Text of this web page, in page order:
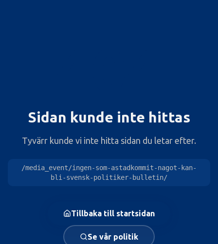
Sidan kunde inte hittas
Tyvärr kunde vi inte hitta sidan du letar efter.
/media_event/ingen-som-astadkommit-nagot-kan-
bli-svensk-politiker-bulletin/
Tillbaka till startsidan
Se vår politik